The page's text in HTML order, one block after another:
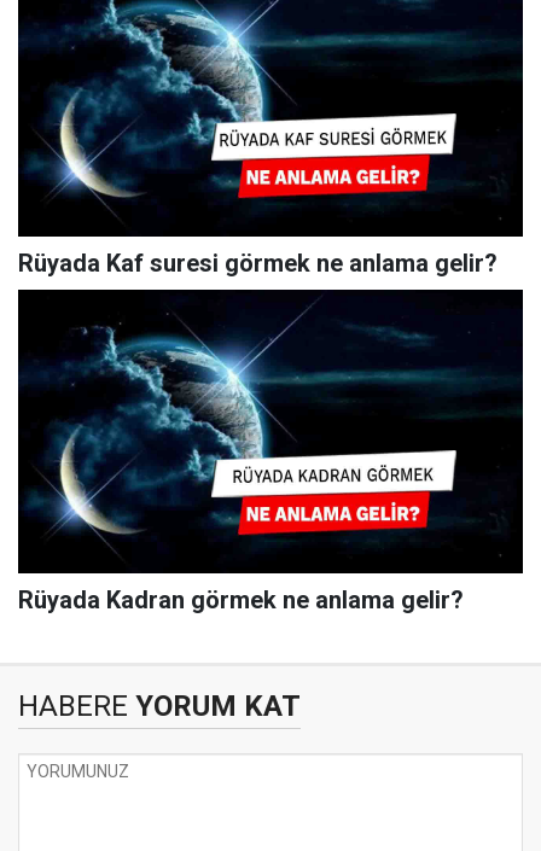
Rüyada Kaf suresi görmek ne anlama gelir?
Rüyada Kadran görmek ne anlama gelir?
HABERE YORUM KAT